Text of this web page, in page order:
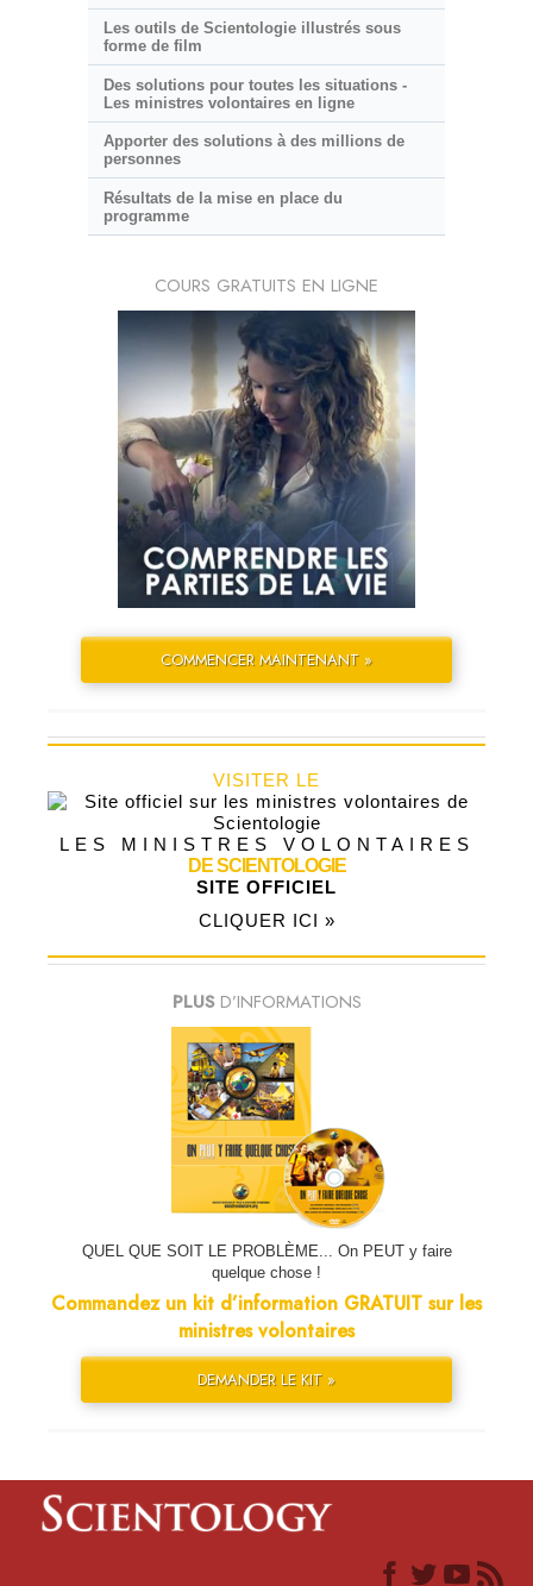
Les outils de Scientologie illustrés sous
forme de film
Des solutions pour toutes les situations -
Les ministres volontaires en ligne
Apporter des solutions à des millions de
personnes
Résultats de la mise en place du
programme
COURS GRATUITS EN LIGNE
COMMENCER MAINTENANT »
VISITER LE
LES MINISTRES VOLONTAIRES
DE SCIENTOLOGIE
SITE OFFICIEL
CLIQUER ICI »
PLUS D’INFORMATIONS
QUEL QUE SOIT LE PROBLÈME... On PEUT y faire
quelque chose !
Commandez un kit d’information GRATUIT sur les
ministres volontaires
DEMANDER LE KIT »